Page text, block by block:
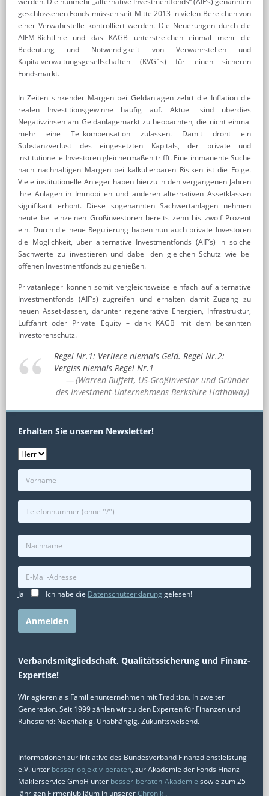
geschlossenen Fonds müssen seit Mitte 2013 in vielen Bereichen von
einer Verwahrstelle kontrolliert werden. Die Neuerungen durch die
AIFM-Richtlinie und das KAGB unterstreichen einmal mehr die
Bedeutung und Notwendigkeit von Verwahrstellen und
Kapitalverwaltungsgesellschaften (KVG´s) für einen sicheren
Fondsmarkt.
In Zeiten sinkender Margen bei Geldanlagen zehrt die Inflation die
realen Investitionsgewinne häufig auf. Aktuell sind überdies
Negativzinsen am Geldanlagemarkt zu beobachten, die nicht einmal
mehr eine Teilkompensation zulassen. Damit droht ein
Substanzverlust des eingesetzten Kapitals, der private und
institutionelle Investoren gleichermaßen trifft. Eine immanente Suche
nach nachhaltigen Margen bei kalkulierbaren Risiken ist die Folge.
Viele institutionelle Anleger haben hierzu in den vergangenen Jahren
ihre Anlagen in Immobilien und anderen alternativen Assetklassen
signifikant erhöht. Diese sogenannten Sachwertanlagen nehmen
heute bei einzelnen Großinvestoren bereits zehn bis zwölf Prozent
ein. Durch die neue Regulierung haben nun auch private Investoren
die Möglichkeit, über alternative Investmentfonds (AIF’s) in solche
Sachwerte zu investieren und dabei den gleichen Schutz wie bei
offenen Investmentfonds zu genießen.
Privatanleger können somit vergleichsweise einfach auf alternative
Investmentfonds (AIF’s) zugreifen und erhalten damit Zugang zu
neuen Assetklassen, darunter regenerative Energien, Infrastruktur,
Luftfahrt oder Private Equity – dank KAGB mit dem bekannten
Investorenschutz.
Regel Nr.1: Verliere niemals Geld. Regel Nr.2:
Vergiss niemals Regel Nr.1
(Warren Buffett, US-Großinvestor und Gründer
des Investment-Unternehmens Berkshire Hathaway)
Erhalten Sie unseren Newsletter!
Ja Ich habe die Datenschutzerklärung gelesen!
Verbandsmitgliedschaft, Qualitätssicherung und Finanz-
Expertise!
Wir agieren als Familienunternehmen mit Tradition. In zweiter
Generation. Seit 1999 zählen wir zu den Experten für Finanzen und
Ruhestand: Nachhaltig. Unabhängig. Zukunftsweisend.
Informationen zur Initiative des Bundesverband Finanzdienstleistung
e.V. unter besser-objektiv-beraten, zur Akademie der Fonds Finanz
Maklerservice GmbH unter besser-beraten-Akademie sowie zum 25-
jährigen Firmenjubiläum in unsererChronik .